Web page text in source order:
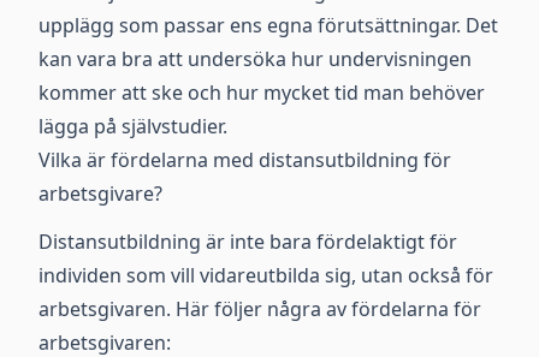
upplägg som passar ens egna förutsättningar. Det
kan vara bra att undersöka hur undervisningen
kommer att ske och hur mycket tid man behöver
lägga på självstudier.
Vilka är fördelarna med distansutbildning för
arbetsgivare?
Distansutbildning är inte bara fördelaktigt för
individen som vill vidareutbilda sig, utan också för
arbetsgivaren. Här följer några av fördelarna för
arbetsgivaren: